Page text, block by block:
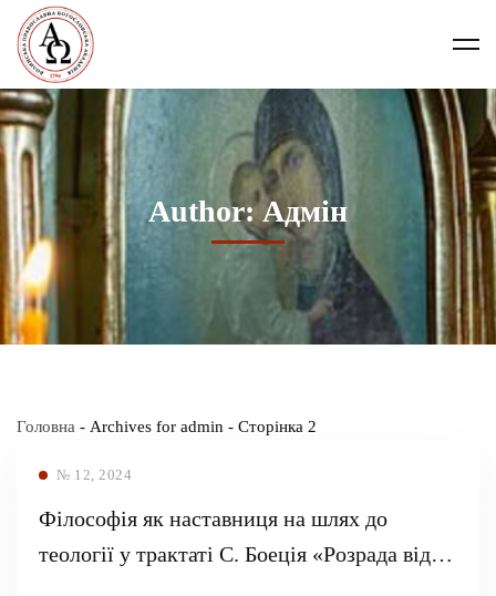
Author:Адмін
Головна - Archives for admin - Сторінка 2
№ 12, 2024
Філософія як наставниця на шлях до
теології у трактаті С. Боеція «Розрада від